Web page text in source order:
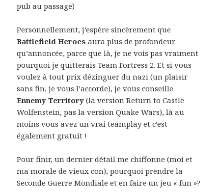
pub au passage)
Personnellement, j’espère sincèrement que
Battlefield Heroes aura plus de profondeur
qu’annoncée, parce que là, je ne vois pas vraiment
pourquoi je quitterais Team Fortress 2. Et si vous
voulez à tout prix dézinguer du nazi (un plaisir
sans fin, je vous l’accorde), je vous conseille
Ennemy Territory (la version Return to Castle
Wolfenstein, pas la version Quake Wars), là au
moins vous avez un vrai teamplay et c’est
également gratuit !
Pour finir, un dernier détail me chiffonne (moi et
ma morale de vieux con), pourquoi prendre la
Seconde Guerre Mondiale et en faire un jeu « fun »?